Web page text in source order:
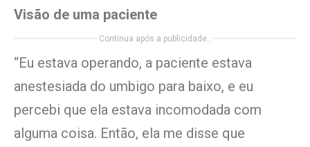
Visão de uma paciente
Continua após a publicidade..
“Eu estava operando, a paciente estava
anestesiada do umbigo para baixo, e eu
percebi que ela estava incomodada com
alguma coisa. Então, ela me disse que